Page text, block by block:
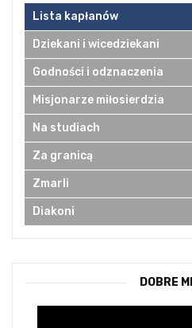
Lista kapłanów
Dziekani i wicedziekani
Godności i odznaczenia
Misjonarze miłosierdzia
Na studiach
Za granicą
Zmarli
Diakoni
DOBRE